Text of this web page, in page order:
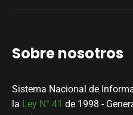
Sobre nosotros
Sistema Nacional de
la Ley N° 41 de 1998 -